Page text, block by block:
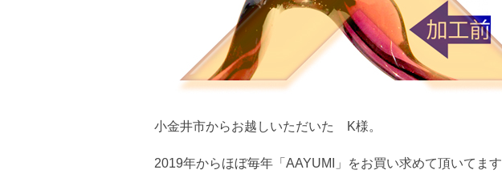
小金井市からお越しいただいた K様。
2019年からほぼ毎年「AAYUMI」をお買い求めて頂いてます